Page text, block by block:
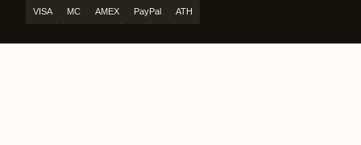
VISA MC AMEX PayPal ATH